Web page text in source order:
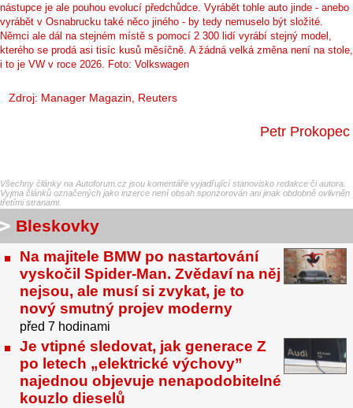
nástupce je ale pouhou evolucí předchůdce. Vyrábět tohle auto jinde - anebo
vyrábět v Osnabrucku také něco jiného - by tedy nemuselo být složité.
Němci ale dál na stejném místě s pomocí 2 300 lidí vyrábí stejný model,
kterého se prodá asi tisíc kusů měsíčně. A žádná velká změna není na stole,
i to je VW v roce 2026. Foto: Volkswagen
Zdroj: Manager Magazin, Reuters
Petr Prokopec
Všechny články na Autoforum.cz jsou komentáře vyjadřující stanovisko redakce či autora.
Vyjma článků označených jako inzerce není obsah sponzorován ani jinak obdobně ovlivněn
třetími stranami.
Bleskovky
Na majitele BMW po nastartování
vyskočil Spider-Man. Zvědaví na něj
nejsou, ale musí si zvykat, je to
nový smutný projev moderny
před 7 hodinami
Je vtipné sledovat, jak generace Z
po letech „elektrické výchovy”
najednou objevuje nenapodobitelné
kouzlo dieselů